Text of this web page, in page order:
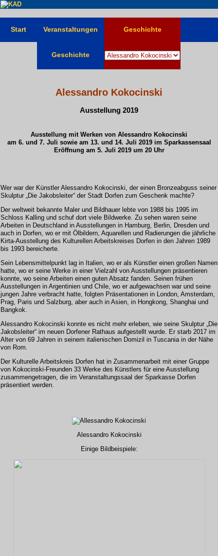
Start Veranstaltungen Geschichte
Geschichte
Alessandro Kokocinski
Ausstellung 2019
Ausstellung mit Werken von Alessandro Kokocinski
am 6. und 7. Juli sowie am 13. und 14. Juli 2019 im Sparkassensaal
Eröffnung am 5. Juli 2019 um 20 Uhr
Wer war der Künstler Alessandro Kokocinski, der einen Bronzeabguss seiner
Skulptur „Die Jakobsleiter“ der Stadt Dorfen zum Geschenk machte?
Der weltweit bekannte Maler und Bildhauer lebte von 1988 bis 1995 im
Schloss Kalling und schuf dort viele Bildwerke. Zu sehen waren seine
Arbeiten in Deutschland in Ausstellungen in Hamburg, Berlin, Dresden und
auch in Dorfen, wo er mit Ölbildern, Aquarellen und Radierungen die jährliche
Kirta-Ausstellung des Kulturellen Arbeitskreises Dorfen in den Jahren 1989
bis 1993 bereicherte.
Sein Lebensmittelpunkt lag in Italien, wo er als Künstler einen großen Namen
hatte, wo er seine Werke in einer Vielzahl von Ausstellungen präsentieren
konnte, wo seine Arbeiten einen guten Absatz fanden. Seinen frühen
Ausstellungen in Argentinien und Chile, wo er aufgewachsen war und seine
jungen Jahre verbracht hatte, folgten Präsentationen in London, Amsterdam,
Prag, Paris und Salzburg, aber auch in Asien, in Hongkong, Shanghai und
Bangkok.
Alessandro Kokocinski konnte es nicht mehr erleben, wie seine Skulptur „Die
Jakobsleiter“ im neuen Dorfener Rathaus aufgestellt wurde. Er starb 2017 im
Alter von 69 Jahren in seinem italienischen Domizil in Tuscania in der Nähe
von Rom.
Der Kulturelle Arbeitskreis Dorfen hat in Zusammenarbeit mit einer Gruppe
von Kokocinski-Freunden 33 Werke des Künstlers für eine Ausstellung
zusammengetragen, die im Veranstaltungssaal der Sparkasse Dorfen
präsentiert werden.
Alessandro Kokocinski
Einige Bildbeispiele: